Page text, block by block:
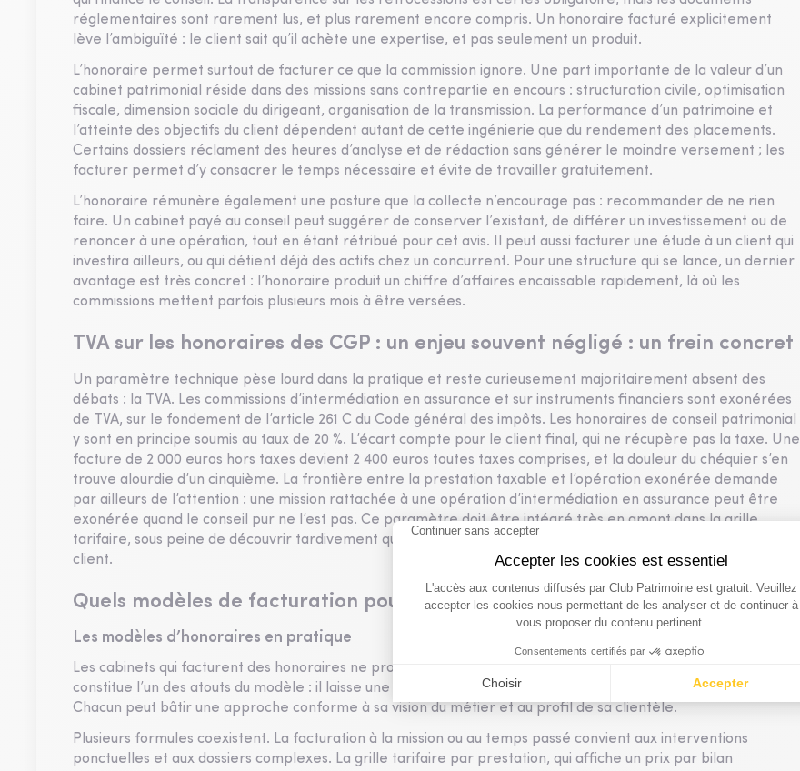
réglementaires sont rarement lus, et plus rarement encore compris. Un honoraire facturé explicitement
lève l’ambiguïté : le client sait qu’il achète une expertise, et pas seulement un produit.
L’honoraire permet surtout de facturer ce que la commission ignore. Une part importante de la valeur d’un
cabinet patrimonial réside dans des missions sans contrepartie en encours : structuration civile, optimisation
fiscale, dimension sociale du dirigeant, organisation de la transmission. La performance d’un patrimoine et
l’atteinte des objectifs du client dépendent autant de cette ingénierie que du rendement des placements.
Certains dossiers réclament des heures d’analyse et de rédaction sans générer le moindre versement ; les
facturer permet d’y consacrer le temps nécessaire et évite de travailler gratuitement.
L’honoraire rémunère également une posture que la collecte n’encourage pas : recommander de ne rien
faire. Un cabinet payé au conseil peut suggérer de conserver l’existant, de différer un investissement ou de
renoncer à une opération, tout en étant rétribué pour cet avis. Il peut aussi facturer une étude à un client qui
investira ailleurs, ou qui détient déjà des actifs chez un concurrent. Pour une structure qui se lance, un dernier
avantage est très concret : l’honoraire produit un chiffre d’affaires encaissable rapidement, là où les
commissions mettent parfois plusieurs mois à être versées.
TVA sur les honoraires des CGP : un enjeu souvent négligé : un frein concret
Un paramètre technique pèse lourd dans la pratique et reste curieusement majoritairement absent des
débats : la TVA. Les commissions d’intermédiation en assurance et sur instruments financiers sont exonérées
de TVA, sur le fondement de l’article 261 C du Code général des impôts. Les honoraires de conseil patrimonial
y sont en principe soumis au taux de 20 %. L’écart compte pour le client final, qui ne récupère pas la taxe. Une
facture de 2 000 euros hors taxes devient 2 400 euros toutes taxes comprises, et la douleur du chéquier s’en
trouve alourdie d’un cinquième. La frontière entre la prestation taxable et l’opération exonérée demande
par ailleurs de l’attention : une mission rattachée à une opération d’intermédiation en assurance peut être
exonérée quand le conseil pur ne l’est pas. Ce paramètre doit être intégré très en amont dans la grille
tarifaire, sous peine de découvrir tardivement que le prix affiché diffère du prix réellement supporté par le
client.
Quels modèles de facturation pour un cabinet de gestion de patrimoine ?
Les modèles d’honoraires en pratique
Les cabinets qui facturent des honoraires ne procèdent pas tous de la même manière, et cette latitude
constitue l’un des atouts du modèle : il laisse une liberté de construction que la commission offre rarement.
Chacun peut bâtir une approche conforme à sa vision du métier et au profil de sa clientèle.
Plusieurs formules coexistent. La facturation à la mission ou au temps passé convient aux interventions
ponctuelles et aux dossiers complexes. La grille tarifaire par prestation, qui affiche un prix par bilan